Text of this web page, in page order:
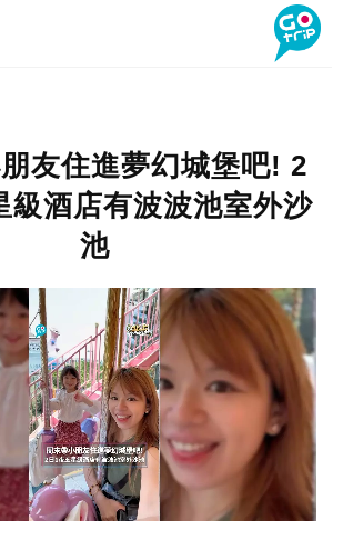
友住進夢幻城堡吧! 2
級酒店有波波池室外沙
池